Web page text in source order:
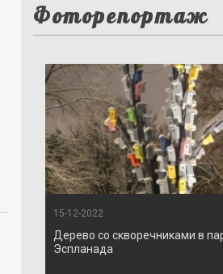
Фоторепортаж
15-12-2022
Дерево со скворечниками в
Эспланада